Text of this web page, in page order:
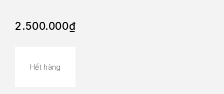
2.500.000₫
Hết hàng